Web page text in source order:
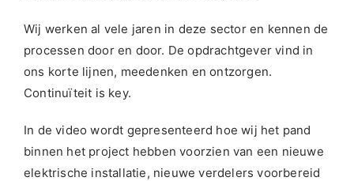
Wij werken al vele jaren in deze sector en kennen de
processen door en door. De opdrachtgever vind in
ons korte lijnen, meedenken en ontzorgen.
Continuïteit is key.
In de video wordt gepresenteerd hoe wij het pand
binnen het project hebben voorzien van een nieuwe
elektrische installatie, nieuwe verdelers voorbereid